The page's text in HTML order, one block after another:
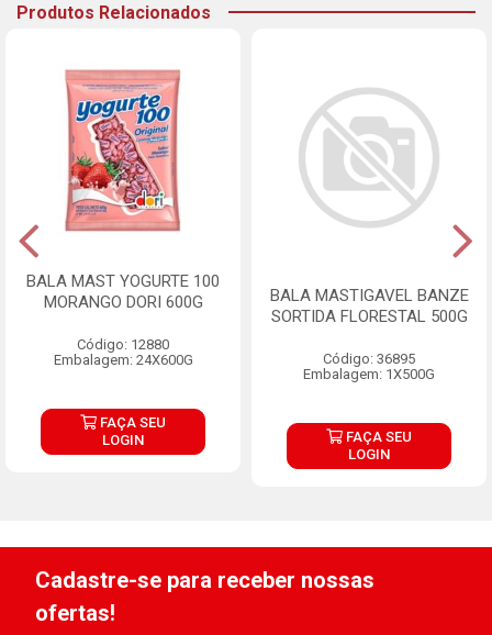
Produtos Relacionados
BALA MAST YOGURTE 100
MORANGO DORI 600G
Código: 12880
Embalagem: 24X600G
FAÇA SEU
LOGIN
BALA MASTIGAVEL BANZE
SORTIDA FLORESTAL 500G
Código: 36895
Embalagem: 1X500G
FAÇA SEU
LOGIN
Cadastre-se para receber nossas
ofertas!